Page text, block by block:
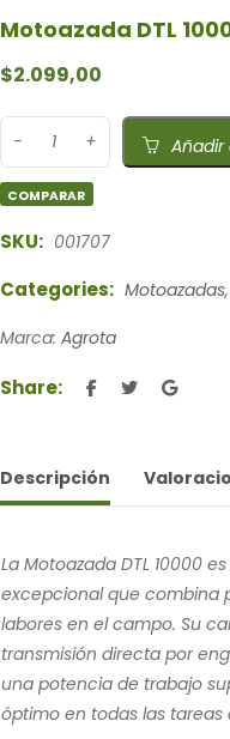
Motoazada DTL
$2.099,00
COMPARAR
SKU: 001707
Categories: Motoazadas,
Marca: Agrota
Share:
Descripción
La Motoazada DTL 10000
excepcional que combina
labores en el campo. Su
transmisión directa por
una potencia de trabajo
óptimo en todas las tareas